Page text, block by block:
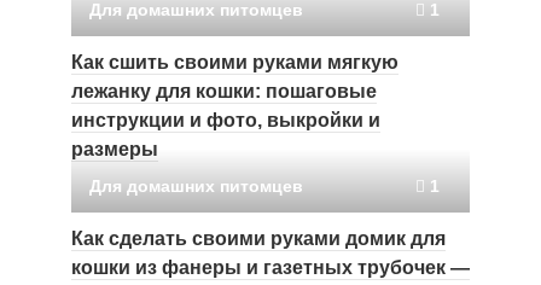
Для домашних питомцев 1
Как сшить своими руками мягкую
лежанку для кошки: пошаговые
инструкции и фото, выкройки и
размеры
Для домашних питомцев 1
Как сделать своими руками домик для
кошки из фанеры и газетных трубочек —